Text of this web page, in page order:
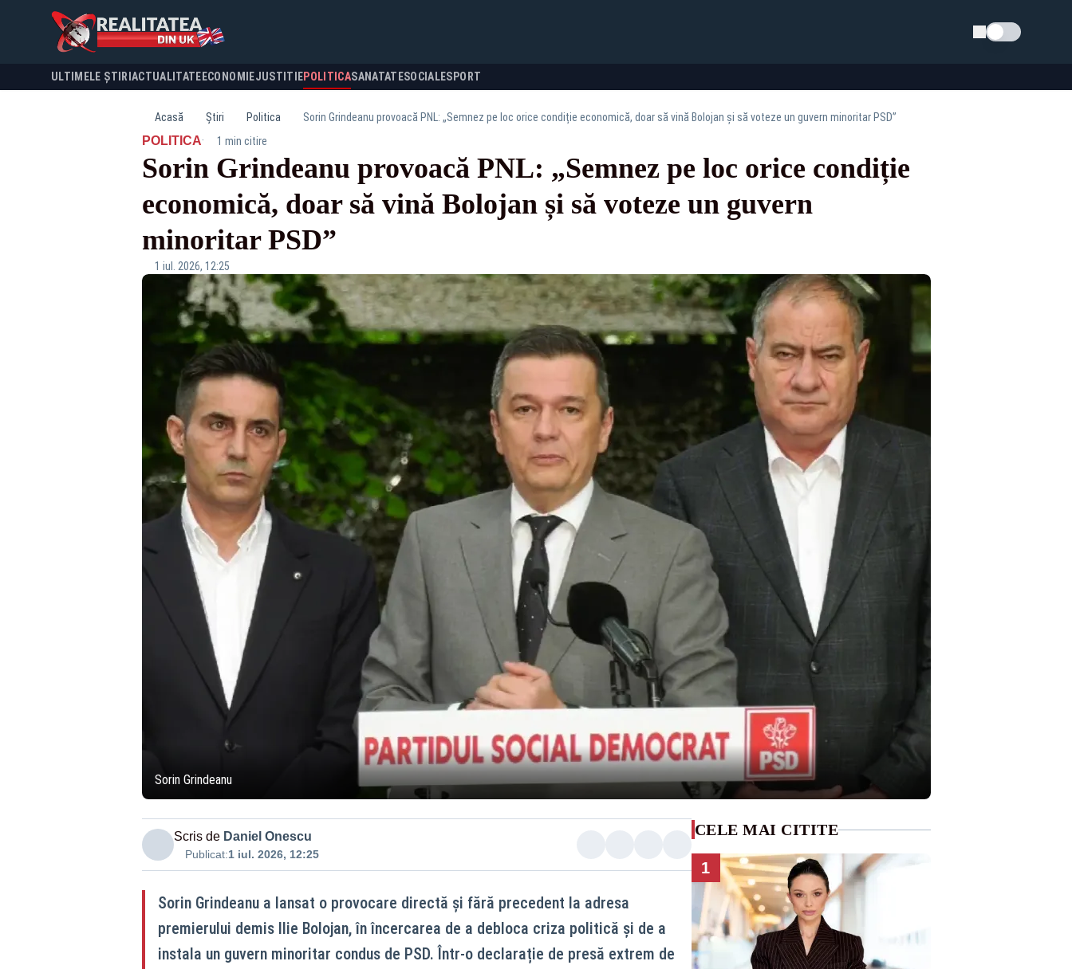
Schimba tema
ULTIMELE ȘTIRI ACTUALITATE ECONOMIEJUSTITIEPOLITICASANATATESOCIALESPORT
Acasă Știri Politica Sorin Grindeanu provoacă PNL: „Semnez pe loc orice condiție economică, doar să vină Bolojan și să voteze un guvern minoritar PSD”
POLITICA· 1 min citire
Sorin Grindeanu provoacă PNL: „Semnez pe loc orice condiție
economică, doar să vină Bolojan și să voteze un guvern
minoritar PSD”
1 iul. 2026, 12:25
Sorin Grindeanu
Scris de Daniel Onescu
Publicat:1 iul. 2026, 12:25
Sorin Grindeanu a lansat o provocare directă și fără precedent la adresa
premierului demis Ilie Bolojan, în încercarea de a debloca criza politică și de a
instala un guvern minoritar condus de PSD. Într-o declarație de presă extrem de
CELE MAI CITITE
1